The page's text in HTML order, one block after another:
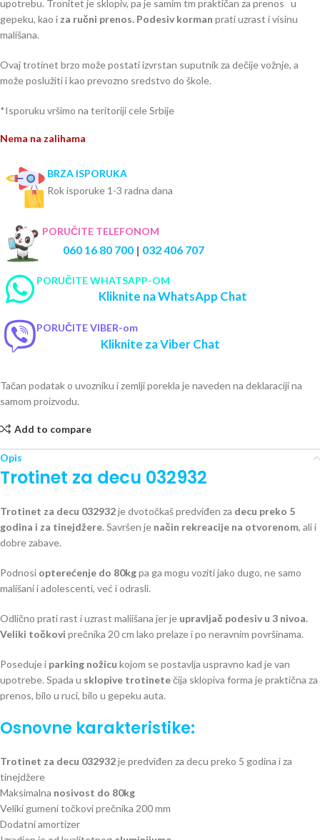
upotrebu. Tronitet je sklopiv, pa je samim tm praktičan za prenos u
gepeku, kao i za ručni prenos. Podesiv korman prati uzrast i visinu
mališana.
Ovaj trotinet brzo može postati izvrstan suputnik za dečije vožnje, a
može poslužiti i kao prevozno sredstvo do škole.
*Isporuku vršimo na teritoriji cele Srbije
Nema na zalihama
BRZA ISPORUKA
Rok isporuke 1-3 radna dana
PORUČITE TELEFONOM
060 16 80 700 | 032 406 707
PORUČITE WHATSAPP-OM
Kliknite na WhatsApp Chat
PORUČITE VIBER-om
Kliknite za Viber Chat
Tačan podatak o uvozniku i zemlji porekla je naveden na deklaraciji na
samom proizvodu.
Add to compare
Opis
Trotinet za decu 032932
Trotinet za decu 032932je dvotočkaš predviđen za decu preko 5
godina i za tinejdžere. Savršen je način rekreacije na otvorenom, ali i
dobre zabave.
Podnosi opterećenje do 80kgpa ga mogu voziti jako dugo, ne samo
mališani i adolescenti, već i odrasli.
Odlično prati rast i uzrast maliišana jer je upravljač podesiv u 3 nivoa.
Veliki točkovi prečnika 20 cm lako prelaze i po neravnim površinama.
Poseduje i parking nožicu kojom se postavlja uspravno kad je van
upotrebe. Spada u sklopive trotinetečija sklopiva forma je praktična za
prenos, bilo u ruci, bilo u gepeku auta.
Osnovne karakteristike:
Trotinet za decu 032932je predviđen za decu preko 5 godina i za
tinejdžere
Maksimalna nosivost do 80kg
Veliki gumeni točkovi prečnika 200 mm
Dodatni amortizer